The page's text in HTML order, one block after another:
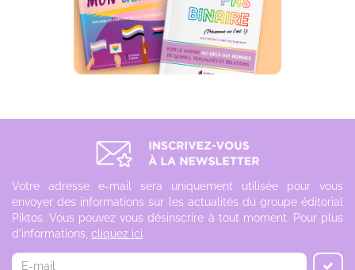
Votre adresse e-mail sera uniquement utilisée pour vous
envoyer des informations sur les actualités du groupe éditorial
Piktos. Vous pouvez vous désinscrire à tout moment. Pour plus
d'informations, cliquez ici.